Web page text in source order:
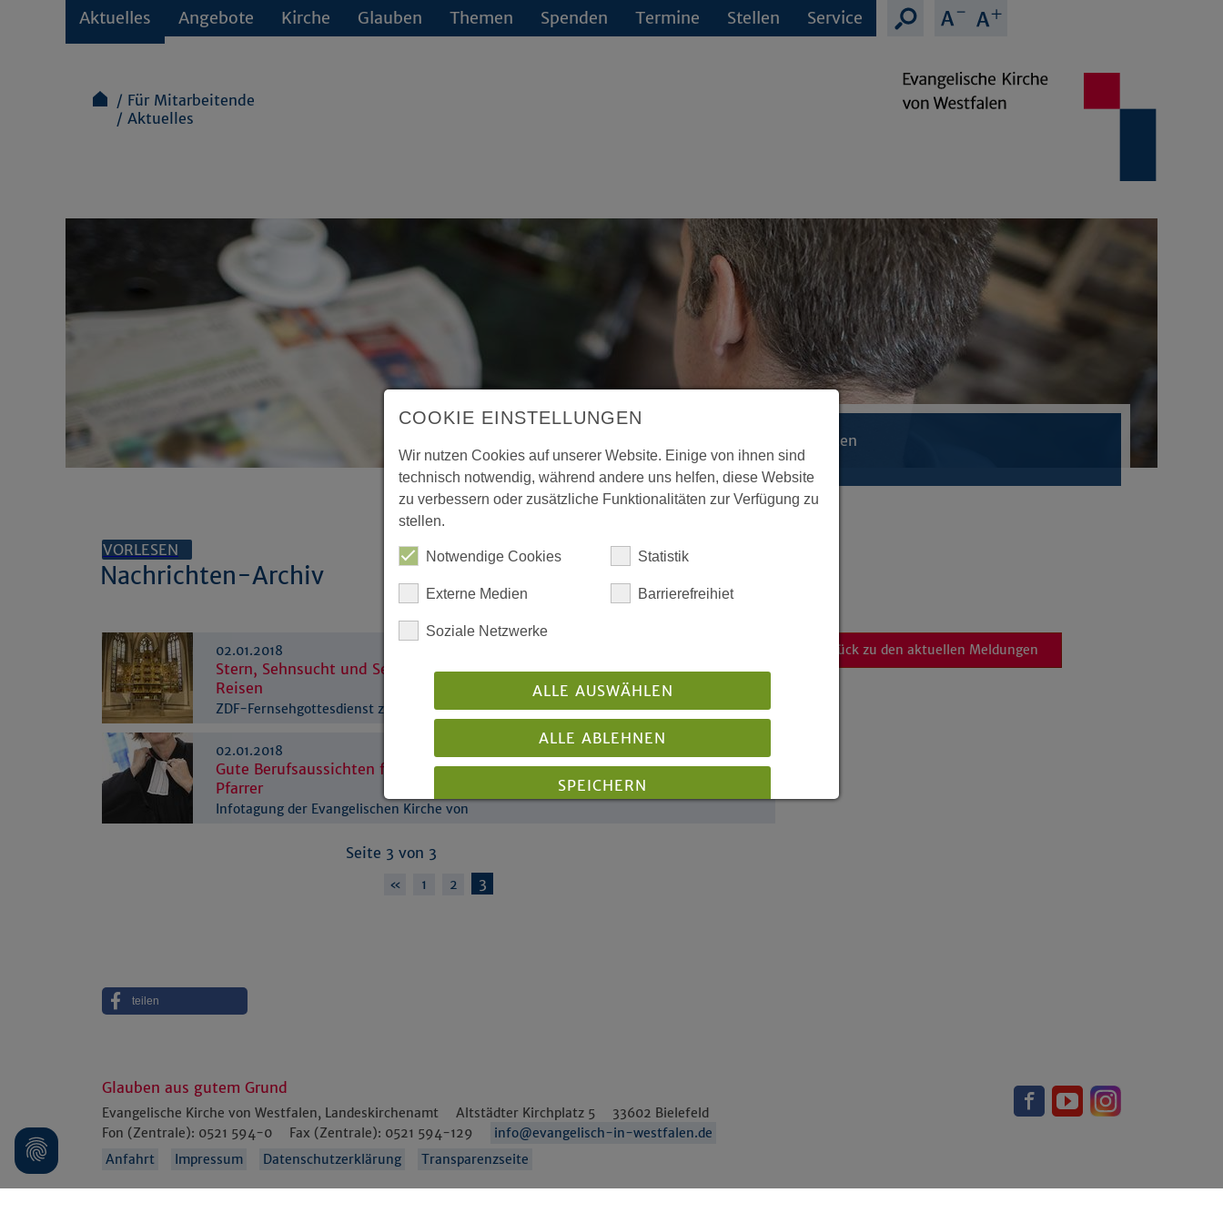
Aktuelles Angebote Kirche Glauben Themen Spenden Termine Stellen Service
Für Mitarbeitende
Aktuelles
Unsere archivierten Nachrichten
auf einen Blick
VORLESEN
Nachrichten-Archiv
02.01.2018
Stern, Sehnsucht und Segen – mit den drei Weisen auf
Reisen
ZDF-Fernsehgottesdienst zur Epiphaniaszeit aus
02.01.2018
Gute Berufsaussichten für Pfarrerinnen und
Pfarrer
Infotagung der Evangelischen Kirche von
Seite 3 von 3
« 1 2 3
zurück zu den aktuellen Meldungen
teilen
Glauben aus gutem Grund
Evangelische Kirche von Westfalen, Landeskirchenamt Altstädter Kirchplatz 5 33602 Bielefeld
Fon (Zentrale): 0521 594-0 Fax (Zentrale): 0521 594-129
info@evangelisch-in-westfalen.de
Anfahrt
Impressum Datenschutzerklärung Transparenzseite
COOKIE EINSTELLUNGEN
Wir nutzen Cookies auf unserer Website. Einige von ihnen sind
technisch notwendig, während andere uns helfen, diese Website
zu verbessern oder zusätzliche Funktionalitäten zur Verfügung zu
stellen.
Notwendige Cookies Statistik
Externe Medien Barrierefreihiet
Soziale Netzwerke
ALLE AUSWÄHLEN
ALLE ABLEHNEN
SPEICHERN